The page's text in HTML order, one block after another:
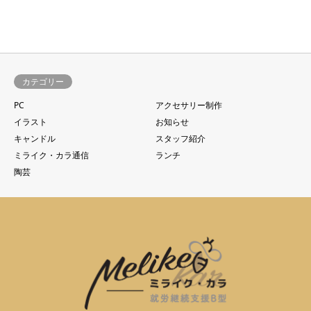
カテゴリー
PC
アクセサリー制作
イラスト
お知らせ
キャンドル
スタッフ紹介
ミライク・カラ通信
ランチ
陶芸